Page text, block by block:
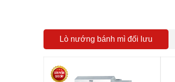
Lò nướng bánh mì đối lưu